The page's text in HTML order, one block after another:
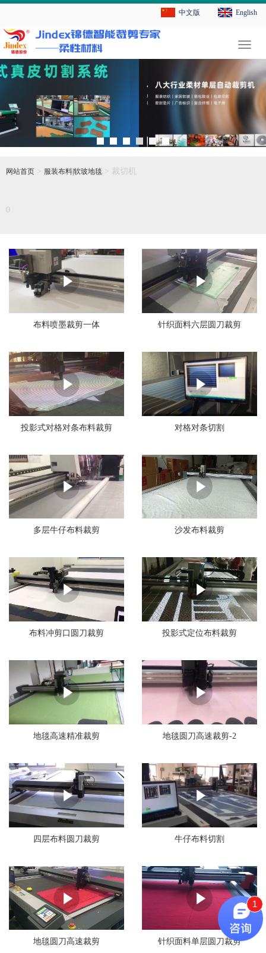
English
中文版
切
换
航
网站首页 > 服装布料|软玻地毯 > 裁切机
0
布料喷墨裁剪一体 针织面料六层圆刀裁剪
投影式对格对条布料裁剪 对格对条切割
多层牛仔布料裁剪 沙发布料裁剪
布料冲剪口圆刀裁剪 投影式定位布料裁剪
地毯高速精准裁剪 地毯圆刀高速裁剪-2
四层布料圆刀裁剪 牛仔布料切割
地毯圆刀高速裁剪 针织面料单层圆刀裁剪
1